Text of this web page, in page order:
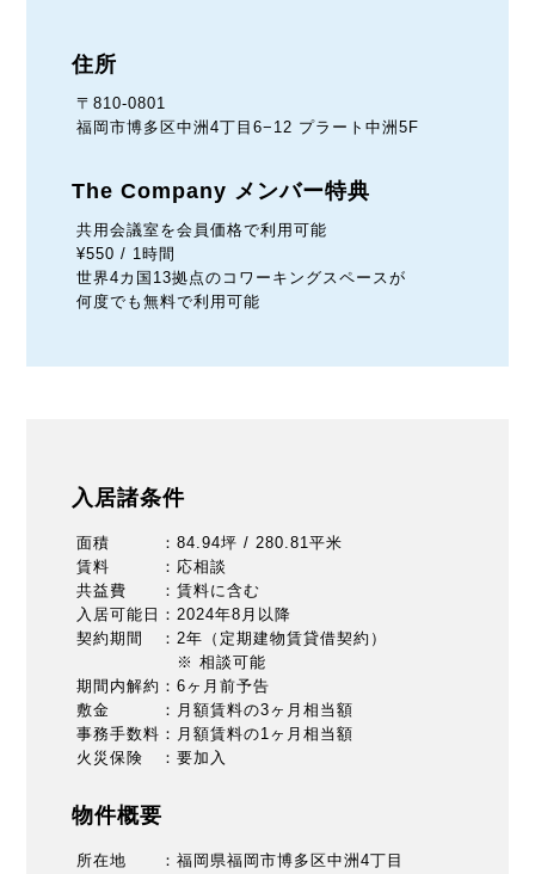
住所
〒810-0801
福岡市博多区中洲4丁目6−12 プラート中洲5F
The Company メンバー特典
共用会議室を会員価格で利用可能
¥550 / 1時間
世界4カ国13拠点のコワーキングスペースが
何度でも無料で利用可能
入居諸条件
面積 ：84.94坪 / 280.81平米
賃料 ：応相談
共益費 ：賃料に含む
入居可能日：2024年8月以降
契約期間 ：2年（定期建物賃貸借契約）
※ 相談可能
期間内解約：6ヶ月前予告
敷金 ：月額賃料の3ヶ月相当額
事務手数料：月額賃料の1ヶ月相当額
火災保険 ：要加入
物件概要
所在地 ：福岡県福岡市博多区中洲4丁目